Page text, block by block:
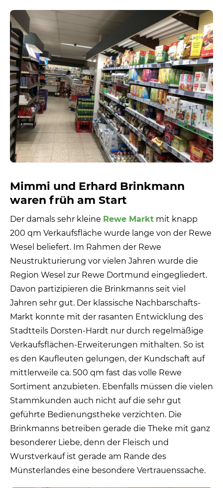
Mimmi und Erhard Brinkmann
waren früh am Start
Der damals sehr kleine Rewe Markt mit knapp
200 qm Verkaufsfläche wurde lange von der Rewe
Wesel beliefert. Im Rahmen der Rewe
Neustrukturierung vor vielen Jahren wurde die
Region Wesel zur Rewe Dortmund eingegliedert.
Davon partizipieren die Brinkmanns seit viel
Jahren sehr gut. Der klassische Nachbarschafts-
Markt konnte mit der rasanten Entwicklung des
Stadtteils Dorsten-Hardt nur durch regelmäßige
Verkaufsflächen-Erweiterungen mithalten. So ist
es den Kaufleuten gelungen, der Kundschaft auf
mittlerweile ca. 500 qm fast das volle Rewe
Sortiment anzubieten. Ebenfalls müssen die vielen
Stammkunden auch nicht auf die sehr gut
geführte Bedienungstheke verzichten. Die
Brinkmanns betreiben gerade die Theke mit ganz
besonderer Liebe, denn der Fleisch und
Wurstverkauf ist gerade am Rande des
Münsterlandes eine besondere Vertrauenssache.